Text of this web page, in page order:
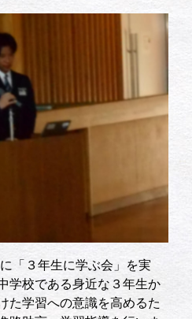
「３年生に学ぶ会」を実
学校である身近な３年生か
た学習への意識を高めるた